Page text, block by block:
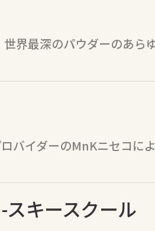
界最深のパウダーのあら
イダーのMnKニセコに
キースクール